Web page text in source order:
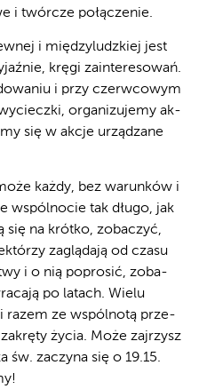
i twór­cze po­łą­cze­nie.
i mię­dzy­ludz­kiej jest
krę­gi za­in­te­re­so­wań.
i przy czerw­co­wym
or­ga­ni­zu­je­my ak­
się w ak­cje urzą­dza­ne
każ­dy, bez wa­run­ków i
wspól­no­cie tak dłu­go, jak
się na krót­ko, zo­ba­czyć,
za­glą­da­ją od cza­su
i o nią po­pro­sić, zo­ba­
po la­tach. Wie­lu
ra­zem ze wspól­no­tą prze­
ży­cia. Mo­że zaj­rzysz
św. za­czy­na się o 19.15.